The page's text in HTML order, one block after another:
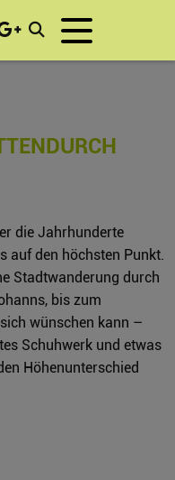
die Jahrhunderte
auf den höchsten Punkt.
Stadtwanderung durch
bis zum
wünschen kann –
Schuhwerk und etwas
Höhenunterschied